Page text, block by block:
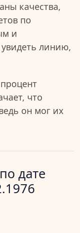
качества,
по
и
линию,
что
он мог их
дате